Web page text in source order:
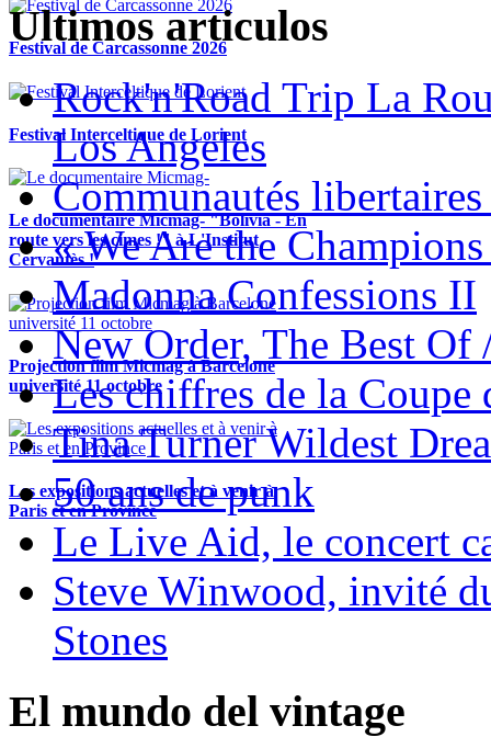
Festival de Carcassonne 2026
Festival Interceltique de Lorient
Le documentaire Micmag- "Bolivia - En
route vers les cimes !" à L'Institut
Cervantès !
Projection film Micmag à Barcelone
université 11 octobre
Les expositions actuelles et à venir à
Paris et en Province
Ultimos articulos
Rock'n'Road Trip La
Los Angeles
Communautés libertaires
« We Are the
Madonna Confessions II
New Order, The Best Of
Les chiffres de la Coupe
Tina Turner Wildest
50 ans de punk
Le Live Aid, le concert
Steve Winwood, invité
Stones
El mundo del vintage